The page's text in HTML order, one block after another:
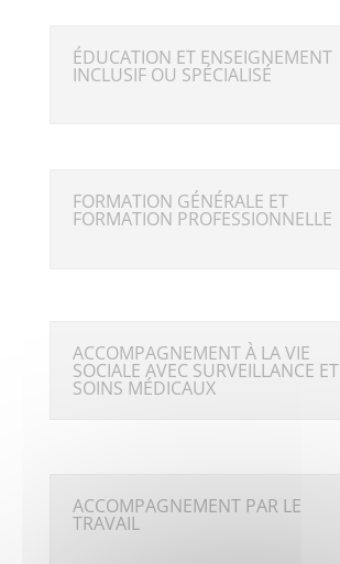
ÉDUCATION ET ENSEIGNEMENT
INCLUSIF OU SPÉCIALISÉ
FORMATION GÉNÉRALE ET
FORMATION PROFESSIONNELLE
ACCOMPAGNEMENT À LA VIE
SOCIALE AVEC SURVEILLANCE ET
SOINS MÉDICAUX
ACCOMPAGNEMENT PAR LE
TRAVAIL